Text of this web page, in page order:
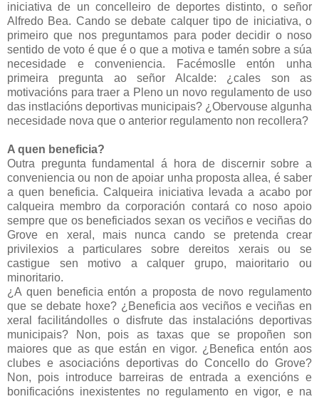
iniciativa de un concelleiro de deportes distinto, o señor
Alfredo Bea. Cando se debate calquer tipo de iniciativa, o
primeiro que nos preguntamos para poder decidir o noso
sentido de voto é que é o que a motiva e tamén sobre a súa
necesidade e conveniencia. Facémoslle entón unha
primeira pregunta ao señor Alcalde: ¿cales son as
motivacións para traer a Pleno un novo regulamento de uso
das instlacións deportivas municipais? ¿Obervouse algunha
necesidade nova que o anterior regulamento non recollera?
A quen beneficia?
Outra pregunta fundamental á hora de discernir sobre a
conveniencia ou non de apoiar unha proposta allea, é saber
a quen beneficia. Calqueira iniciativa levada a acabo por
calqueira membro da corporación contará co noso apoio
sempre que os beneficiados sexan os veciños e veciñas do
Grove en xeral, mais nunca cando se pretenda crear
privilexios a particulares sobre dereitos xerais ou se
castigue sen motivo a calquer grupo, maioritario ou
minoritario.
¿A quen beneficia entón a proposta de novo regulamento
que se debate hoxe? ¿Beneficia aos veciños e veciñas en
xeral facilitándolles o disfrute das instalacións deportivas
municipais? Non, pois as taxas que se propoñen son
maiores que as que están en vigor. ¿Benefica entón aos
clubes e asociacións deportivas do Concello do Grove?
Non, pois introduce barreiras de entrada a exencións e
bonificacións inexistentes no regulamento en vigor, e na